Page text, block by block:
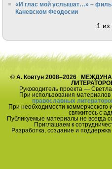
«И глас мой услышат…» –
Каневском Феодосии
1 из
© А. Ковтун 2008–2026
Руководитель проекта —
При использования материалов
православных
При необходимости коммерческого
свяжитесь с
Публикуемые материалы не всегда
Приглашаем к
Разработка, создание и